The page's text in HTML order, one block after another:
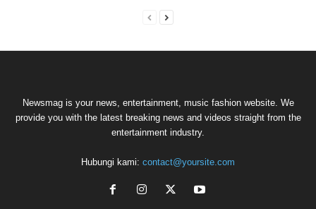
Newsmag is your news, entertainment, music fashion website. We
provide you with the latest breaking news and videos straight from the
entertainment industry.
Hubungi kami: contact@yoursite.com